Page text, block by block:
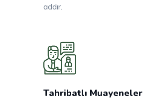
addır.
Tahribatlı Muayeneler